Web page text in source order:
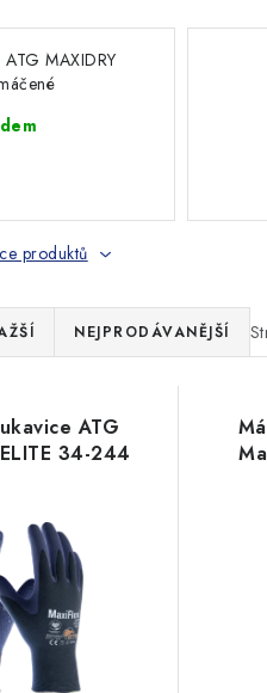
ATG MAXIDRY
produktů
NEJPRODÁVANĚJŠÍ
ATG
34-244